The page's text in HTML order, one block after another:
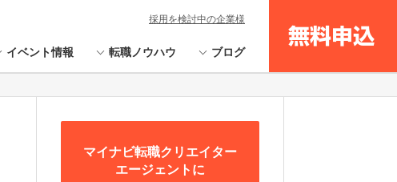
イベント情報 転職ノウハウ ブログ
無料申込
採用を検討中の企業様
マイナビ転職クリエイター
エージェントに